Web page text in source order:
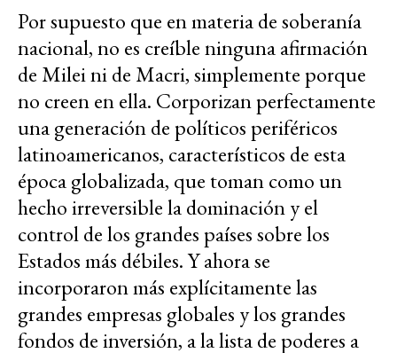
Por supuesto que en materia de soberanía
nacional, no es creíble ninguna afirmación
de Milei ni de Macri, simplemente porque
no creen en ella. Corporizan perfectamente
una generación de políticos periféricos
latinoamericanos, característicos de esta
época globalizada, que toman como un
hecho irreversible la dominación y el
control de los grandes países sobre los
Estados más débiles. Y ahora se
incorporaron más explícitamente las
grandes empresas globales y los grandes
fondos de inversión, a la lista de poderes a